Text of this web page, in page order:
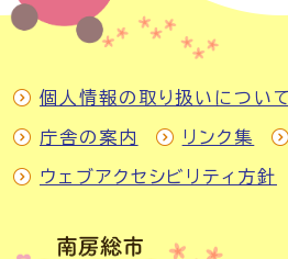
個人情報の取り扱いについて
庁舎の案内 リンク集
ウェブアクセシビリティ方針